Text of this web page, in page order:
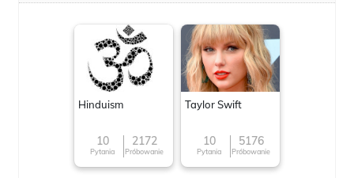
Hinduism
10
Pytania
2172
Próbowanie
Taylor Swift
10
Pytania
5176
Próbowanie